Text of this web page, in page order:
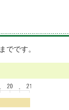
でです。